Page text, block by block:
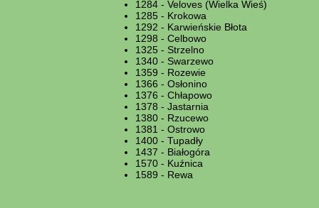
1284 - Veloves (Wielka Wieś)
1285 - Krokowa
1292 - Karwieńskie Błota
1298 - Celbowo
1325 - Strzelno
1340 - Swarzewo
1359 - Rozewie
1366 - Osłonino
1376 - Chłapowo
1378 - Jastarnia
1380 - Rzucewo
1381 - Ostrowo
1400 - Tupadły
1437 - Białogóra
1570 - Kuźnica
1589 - Rewa